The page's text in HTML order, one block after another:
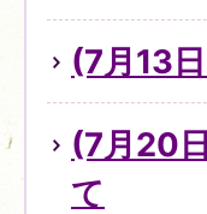
(7月13
(7月20
て